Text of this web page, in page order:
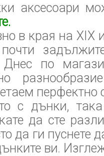
аксесоари
в края на XIX
Днес по
перфектно
с дънки,
да сте
да ги пуснете
ви.